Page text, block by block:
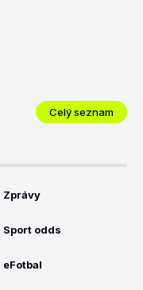
Celý seznam
Zprávy
Sport odds
eFotbal